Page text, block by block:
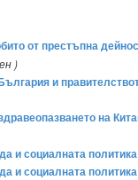
от престъпна
)
и
на
и социалната
и социалната политика